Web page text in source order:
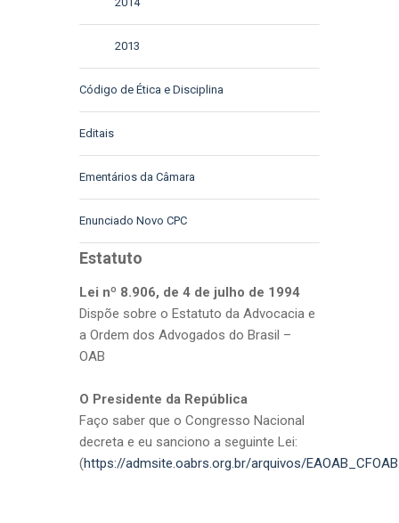
2013
Código de Ética e Disciplina
Editais
Ementários da Câmara
Enunciado Novo CPC
Estatuto
Lei nº 8.906, de 4 de julho de 1994
Dispõe sobre o Estatuto da Advocacia e
a Ordem dos Advogados do Brasil –
OAB
O Presidente da República
Faço saber que o Congresso Nacional
decreta e eu sanciono a seguinte Lei:
(https://admsite.oabrs.org.br/arquivos/